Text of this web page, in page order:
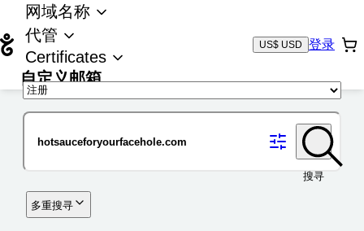
网域名称
代管
Certificates
自定义邮箱
US$ USD 登录
搜寻
多重搜寻